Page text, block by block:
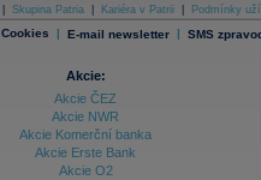
Skupina Patria Kariéra v Patrii Podmínky
Cookies | E-mail newsletter | SMS
Akcie:
Akcie ČEZ
Akcie NWR
Akcie Komerční banka
Akcie Erste Bank
Akcie O2